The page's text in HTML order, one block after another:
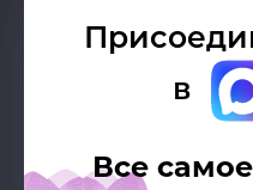
в
Все